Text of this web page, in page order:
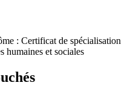
: Certificat de spécialisation
humaines et sociales